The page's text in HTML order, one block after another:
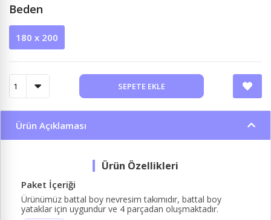
Beden
180 x 200
SEPETE EKLE
Ürün Açıklaması
Paket İçeriği
Ürünümüz battal boy nevresim takımıdır, battal boy
yataklar için uygundur ve 4 parçadan oluşmaktadır.